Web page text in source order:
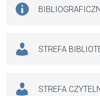
STREFA
STREFA